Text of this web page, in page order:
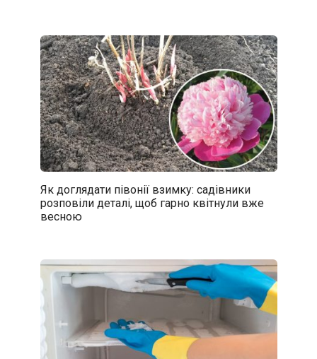
Як доглядати півонії взимку: садівники
розповіли деталі, щоб гарно квітнули вже
весною